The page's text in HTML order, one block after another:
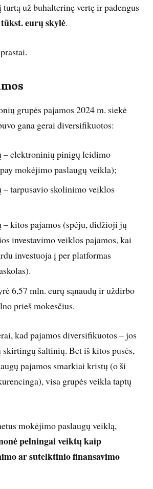
už buhalterinę vertę ir padengus
eurų skylė.
grupės pajamos 2024 m. siekė
gana gerai diversifikuotos:
– elektroninių pinigų leidimo
mokėjimo paslaugų veikla);
– tarpusavio skolinimo veiklos
– kitos pajamos (spėju, didžioji jų
investavimo veiklos pajamos, kai
investuoja į per platformas
6,57 mln. eurų sąnaudų ir uždirbo
prieš mokesčius.
kad pajamos diversifikuotos – jos
skirtingų šaltinių. Bet iš kitos pusės,
pajamos smarkiai kristų (o ši
visa grupės veikla taptų
mokėjimo paslaugų veiklą,
pelningai veiktų kaip
ar sutelktinio finansavimo